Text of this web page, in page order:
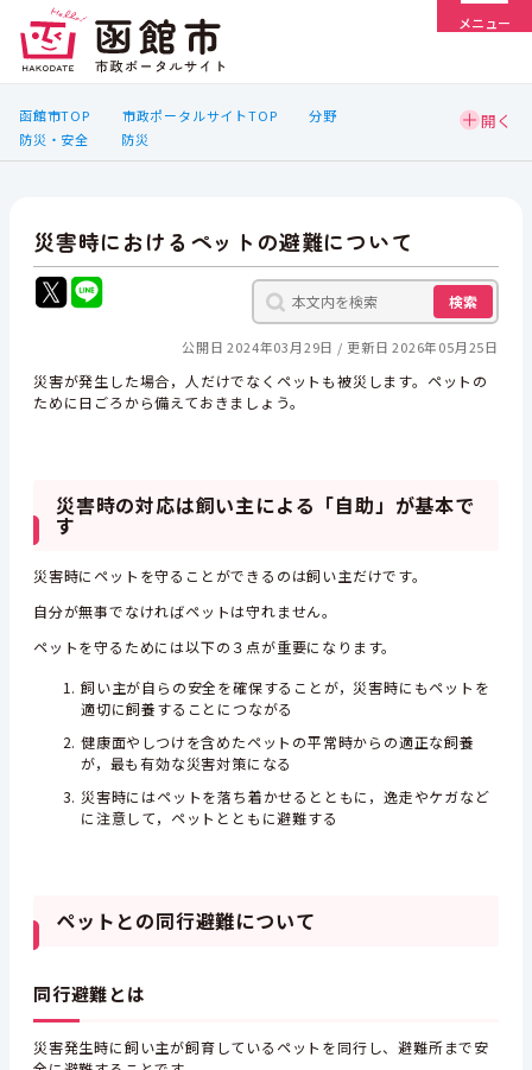
メニュー
函館市TOP 市政ポータルサイトTOP
分野
防災・安全
防災
災害時におけるペットの避難について
検索
公開日 2024年03月29日 更新日 2026年05月25日
災害が発生した場合，人だけでなくペットも被災します。ペットの
ために日ごろから備えておきましょう。
災害時の対応は飼い主による「自助」が基本で
す
災害時にペットを守ることができるのは飼い主だけです。
自分が無事でなければペットは守れません。
ペットを守るためには以下の３点が重要になります。
飼い主が自らの安全を確保することが，災害時にもペットを
適切に飼養することにつながる
健康面やしつけを含めたペットの平常時からの適正な飼養
が，最も有効な災害対策になる
災害時にはペットを落ち着かせるとともに，逸走やケガなど
に注意して，ペットとともに避難する
ペットとの同行避難について
同行避難とは
災害発生時に飼い主が飼育しているペットを同行し、避難所まで安